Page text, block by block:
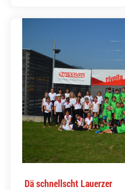
Dä schnellscht Lauerzer